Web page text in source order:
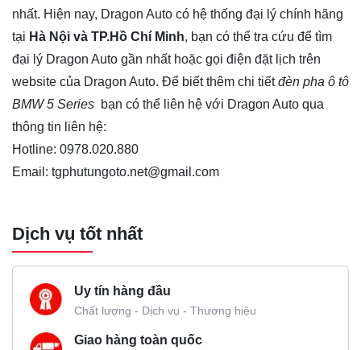
nhất. Hiện nay, Dragon Auto có hệ thống đại lý chính hãng
tại Hà Nội và TP.Hồ Chí Minh, bạn có thể tra cứu để tìm
đại lý Dragon Auto gần nhất hoặc gọi điện đặt lịch trên
website của Dragon Auto. Để biết thêm chi tiếtđèn pha ô tô
BMW 5 Series bạn có thể liên hệ với Dragon Auto qua
thông tin liên hệ:
Hotline: 0978.020.880
Email: tgphutungoto.net@gmail.com
Dịch vụ tốt nhất
Uy tín hàng đầu
Chất lượng - Dịch vụ - Thương hiệu
Giao hàng toàn quốc